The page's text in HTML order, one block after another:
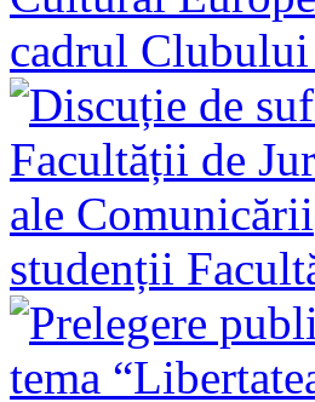
cadrul
studenții